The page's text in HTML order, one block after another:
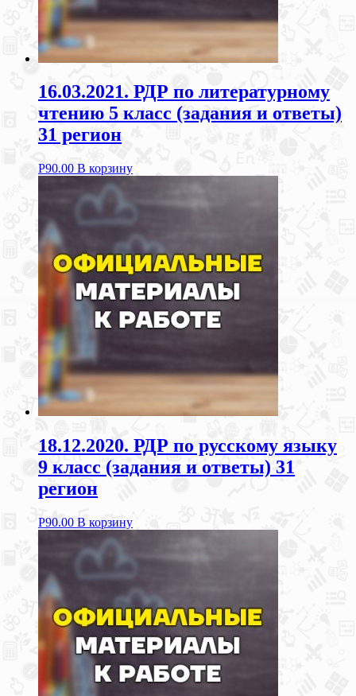
16.03.2021. РДР по литературному
чтению 5 класс (задания и ответы)
31 регион
Р90.00 В корзину
18.12.2020. РДР по русскому языку
9 класс (задания и ответы) 31
регион
Р90.00 В корзину